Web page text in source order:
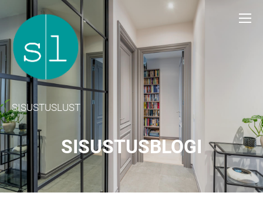
SISUSTUSLUST
SISUSTUSBLOGI